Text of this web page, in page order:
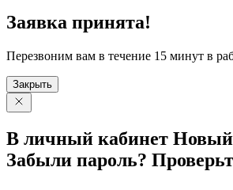
Заявка принята!
Перезвоним вам в течение 15 минут в
Закрыть
В личный кабинет Новый
Забыли пароль?